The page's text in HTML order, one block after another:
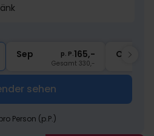
Sep p. P.165,-
Gesamt 330,-
Okt
sehen
Person (p.P.)